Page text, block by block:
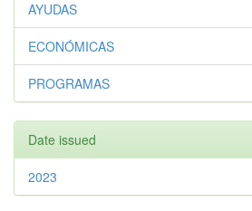
AYUDAS
ECONÓMICAS
PROGRAMAS
Date issued
2023